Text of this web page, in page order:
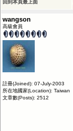
回到本頁最上面
wangson
高級會員
註冊(Joined): 07-July-2003
所在地國家(Location): Taiwan
文章數(Posts): 2512